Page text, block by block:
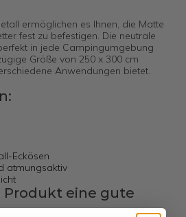
ermöglichen es Ihnen, die Matte
fest zu befestigen. Die neutrale
in jede Campingumgebung
Größe von 250 x 300 cm
Anwendungen bietet.
Eckösen
atmungsaktiv
Produkt eine gute